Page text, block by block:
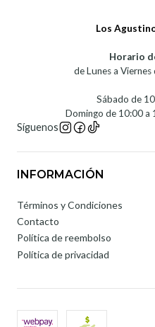
Los
Horario
de Lunes a
Sábado de
Domingo de 10:00 a
Síguenos
INFORMACIÓN
Términos y Condiciones
Contacto
Política de reembolso
Política de privacidad